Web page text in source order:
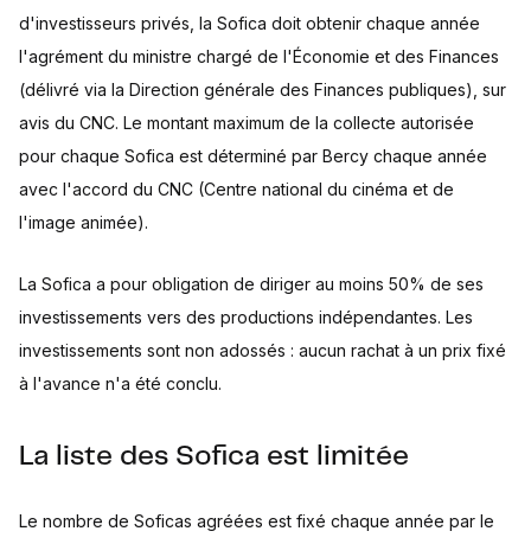
d'investisseurs privés, la Sofica doit obtenir chaque année
l'agrément du ministre chargé de l'Économie et des Finances
(délivré via la Direction générale des Finances publiques), sur
avis du CNC. Le montant maximum de la collecte autorisée
pour chaque Sofica est déterminé par Bercy chaque année
avec l'accord du CNC (Centre national du cinéma et de
l'image animée).
La Sofica a pour obligation de diriger au moins 50% de ses
investissements vers des productions indépendantes. Les
investissements sont non adossés : aucun rachat à un prix fixé
à l'avance n'a été conclu.
La liste des Sofica est limitée
Le nombre de Soficas agréées est fixé chaque année par le